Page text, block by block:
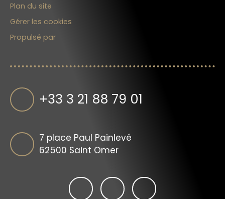
Plan du site
Gérer les cookies
Propulsé par
+33 3 21 88 79 01
7 place Paul Painlevé
62500 Saint Omer